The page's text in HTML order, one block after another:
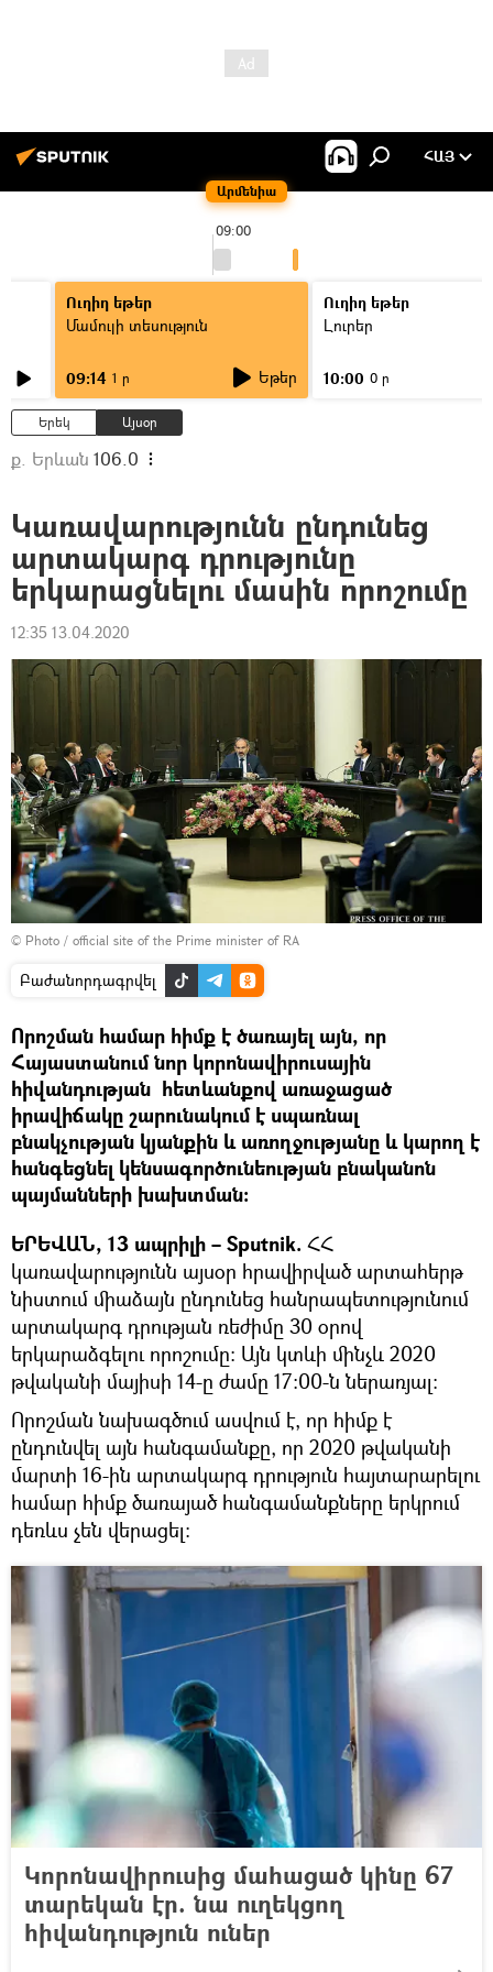
Արմենիա
ՀԱՅ
09:00
Ուղիղ եթեր
Մամուլի տեսություն
09:14 1 ր Եթեր
Ուղիղ եթեր
Լուրեր
10:00 0 ր
Երեկ Այսօր
ք. Երևան 106.0
Կառավարությունն ընդունեց
արտակարգ դրությունը
երկարացնելու մասին որոշումը
12:35 13.04.2020
© Photo / official site of the Prime minister of RA
Բաժանորդագրվել
Որոշման համար հիմք է ծառայել այն, որ
Հայաստանում նոր կորոնավիրուսային
հիվանդության հետևանքով առաջացած
իրավիճակը շարունակում է սպառնալ
բնակչության կյանքին և առողջությանը և կարող է
հանգեցնել կենսագործունեության բնականոն
պայմանների խախտման։
ԵՐԵՎԱՆ, 13 ապրիլի – Sputnik. ՀՀ
կառավարությունն այսօր հրավիրված արտահերթ
նիստում միաձայն ընդունեց հանրապետությունում
արտակարգ դրության ռեժիմը 30 օրով
երկարաձգելու որոշումը։ Այն կտևի մինչև 2020
թվականի մայիսի 14-ը ժամը 17:00-ն ներառյալ։
Որոշման նախագծում ասվում է, որ հիմք է
ընդունվել այն հանգամանքը, որ 2020 թվականի
մարտի 16-ին արտակարգ դրություն հայտարարելու
համար հիմք ծառայած հանգամանքները երկրում
դեռևս չեն վերացել։
Կորոնավիրուսից մահացած կինը 67
տարեկան էր. նա ուղեկցող
հիվանդություն ուներ